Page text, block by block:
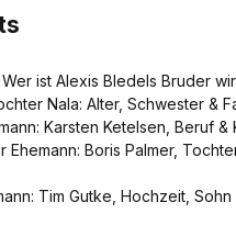
ist Alexis Bledels Bruder
Nala: Alter, Schwester &
Karsten Ketelsen, Beruf &
Ehemann: Boris Palmer,
Tim Gutke, Hochzeit, Sohn